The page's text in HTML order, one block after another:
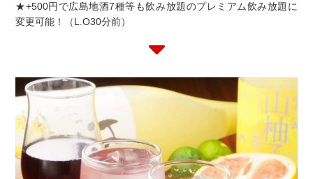
★+500円で広島地酒7種等も飲み放題のプレミアム飲み放題に
変更可能！（L.O30分前）